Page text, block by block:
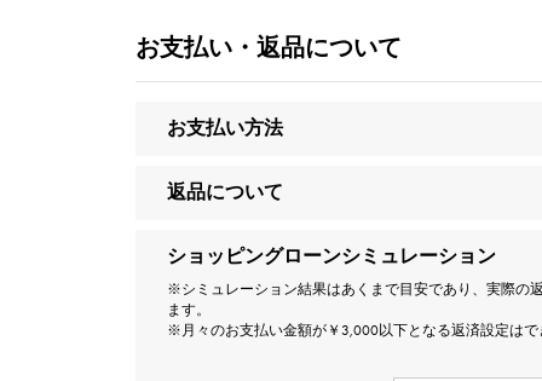
お支払い・返品について
お支払い方法
返品について
ショッピングローンシミュレーション
※シミュレーション結果はあくまで目安であり、実際の
ます。
※月々のお支払い金額が￥3,000以下となる返済設定はで